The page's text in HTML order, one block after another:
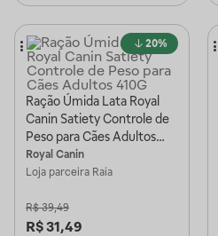
20%
Ração Úmida Lata Royal
Canin Satiety Controle de
Peso para Cães Adultos
410G
Royal Canin
Loja parceira Raia
R$ 39,49
R$31,49